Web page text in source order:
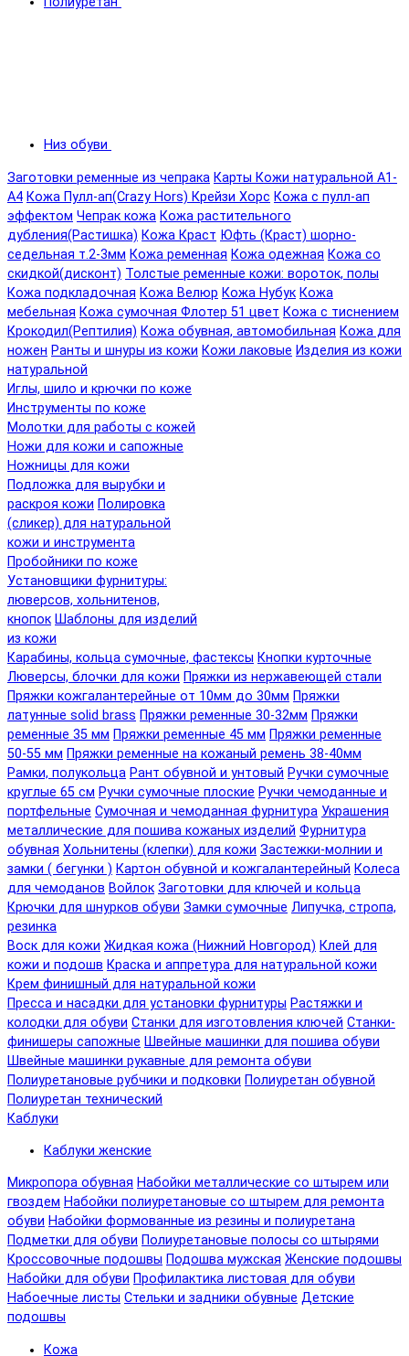
Низ обуви
Заготовки ременные из чепрака Карты Кожи натуральной А1-
А4 Кожа Пулл-ап(Crazy Hors) Крейзи Хорс Кожа с пулл-ап
эффектом Чепрак кожа Кожа растительного
дубления(Растишка) Кожа Краст Юфть (Краст) шорно-
седельная т.2-3мм Кожа ременная Кожа одежная Кожа со
скидкой(дисконт) Толстые ременные кожи: вороток, полы
Кожа подкладочная Кожа Велюр Кожа Нубук Кожа
мебельная Кожа сумочная Флотер 51 цвет Кожа с тиснением
Крокодил(Рептилия) Кожа обувная, автомобильная Кожа для
ножен Ранты и шнуры из кожи Кожи лаковые Изделия из кожи
натуральной
Иглы, шило и крючки по коже
Инструменты по коже
Молотки для работы с кожей
Ножи для кожи и сапожные
Ножницы для кожи
Подложка для вырубки и
раскроя кожи Полировка
(сликер) для натуральной
кожи и инструмента
Пробойники по коже
Установщики фурнитуры:
люверсов, хольнитенов,
кнопок Шаблоны для изделий
из кожи
Карабины, кольца сумочные, фастексы Кнопки курточные
Люверсы, блочки для кожи Пряжки из нержавеющей стали
Пряжки кожгалантерейные от 10мм до 30мм Пряжки
латунные solid brass Пряжки ременные 30-32мм Пряжки
ременные 35 мм Пряжки ременные 45 мм Пряжки ременные
50-55 мм Пряжки ременные на кожаный ремень 38-40мм
Рамки, полукольца Рант обувной и унтовый Ручки сумочные
круглые 65 см Ручки сумочные плоские Ручки чемоданные и
портфельные Сумочная и чемоданная фурнитура Украшения
металлические для пошива кожаных изделий Фурнитура
обувная Хольнитены (клепки) для кожи Застежки-молнии и
замки ( бегунки ) Картон обувной и кожгалантерейный Колеса
для чемоданов Войлок Заготовки для ключей и кольца
Крючки для шнурков обуви Замки сумочные Липучка, стропа,
резинка
Воск для кожи Жидкая кожа (Нижний Новгород) Клей для
кожи и подошв Краска и аппретура для натуральной кожи
Крем финишный для натуральной кожи
Пресса и насадки для установки фурнитуры Растяжки и
колодки для обуви Станки для изготовления ключей Станки-
финишеры сапожные Швейные машинки для пошива обуви
Швейные машинки рукавные для ремонта обуви
Полиуретановые рубчики и подковки Полиуретан обувной
Полиуретан технический
Каблуки
Каблуки женские
Микропора обувная Набойки металлические со штырем или
гвоздем Набойки полиуретановые со штырем для ремонта
обуви Набойки формованные из резины и полиуретана
Подметки для обуви Полиуретановые полосы со штырями
Кроссовочные подошвы Подошва мужская Женские подошвы
Набойки для обуви Профилактика листовая для обуви
Набоечные листы Стельки и задники обувные Детские
подошвы
Кожа